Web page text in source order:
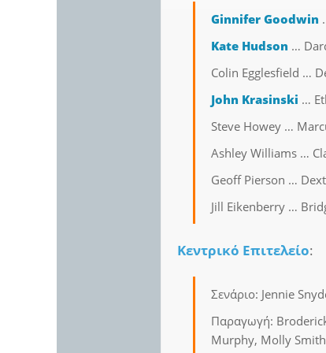
Ginnifer Goodwin
Kate Hudson …
Colin Egglesfield …
John Krasinski …
Steve Howey …
Ashley Williams …
Geoff Pierson …
Jill Eikenberry …
Κεντρικό Επιτελείο:
Σενάριο: Jennie
Παραγωγή:
Murphy, Molly